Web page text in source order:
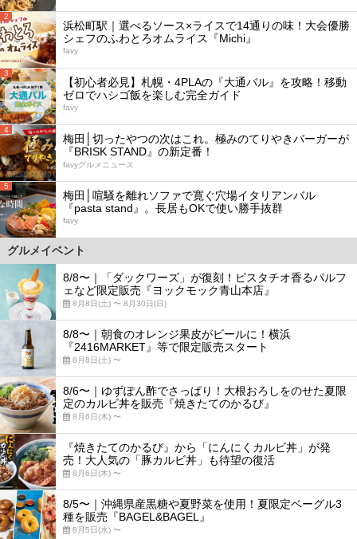
2
浜松町駅｜選べるソース×ライスで14通りの味！大会優勝
シェフのふわとろオムライス『Michi』
favy
3
【初心者必見】札幌・4PLAの『大通バル』を攻略！移動
ゼロでハシゴ飯を楽しむ完全ガイド
favy
4
梅田│切ったやつの次はこれ。極みのてりやきバーガーが
『BRISK STAND』の新定番！
favyグルメニュース
5
梅田│喧騒を離れソファで寛ぐ穴場イタリアンバル
『pasta stand』。長居もOKで使い勝手抜群
favy
グルメイベント
8/8〜｜「ダックワーズ」が復刻！ピスタチオ香るパルフ
ェなど限定販売『ヨックモック青山本店』
8月8日(土) 〜 8月30日(日)
8/8〜｜朝食のオレンジ果皮がビールに！横浜
『2416MARKET』等で限定販売スタート
8月8日(土) 〜
8/6〜｜ゆずぽん酢でさっぱり！大根おろしをのせた夏限
定のカルビ丼を販売『焼きたてのかるび』
8月6日(木) 〜
『焼きたてのかるび』から「にんにくカルビ丼」が発
売！大人気の「豚カルビ丼」も待望の復活
8月6日(木) 〜
8/5〜｜沖縄県産黒糖や夏野菜を使用！夏限定ベーグル3
種を販売『BAGEL&BAGEL』
8月5日(水) 〜